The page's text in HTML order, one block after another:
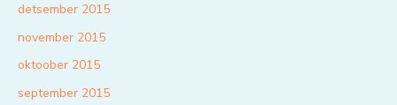
detsember 2015
november 2015
oktoober 2015
september 2015